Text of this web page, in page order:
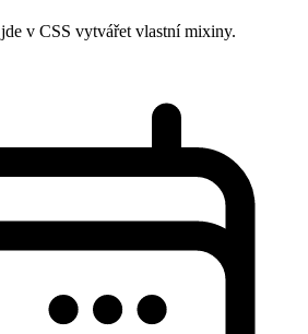
jde v CSS vytvářet vlastní mixiny.